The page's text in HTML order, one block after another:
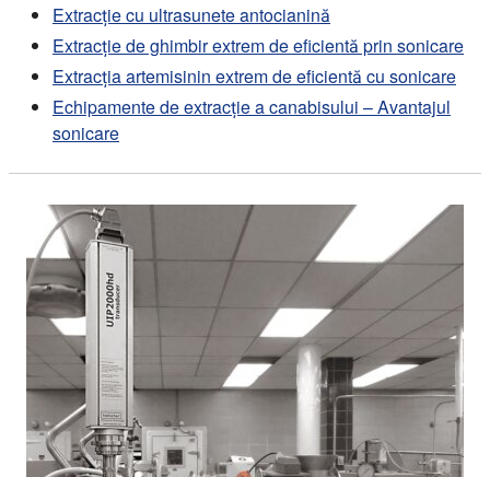
Extracție cu ultrasunete antocianină
Extracție de ghimbir extrem de eficientă prin sonicare
Extracția artemisinin extrem de eficientă cu sonicare
Echipamente de extracție a canabisului – Avantajul
sonicare